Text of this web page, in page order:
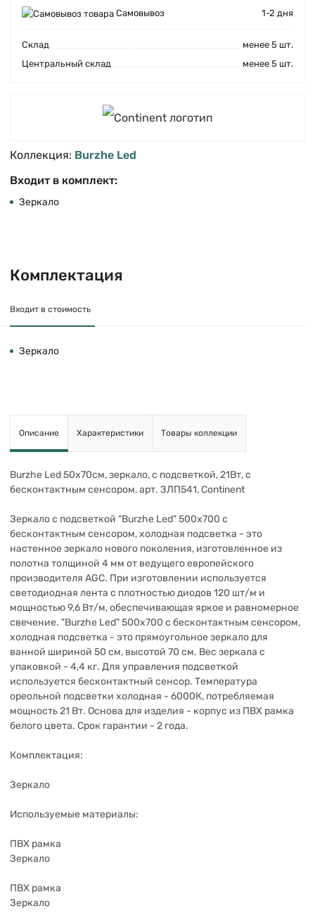
Самовывоз
1-2 дня
Cклад
менее 5 шт.
Центральный склад
менее 5 шт.
Коллекция: Burzhe Led
Входит в комплект:
Зеркало
Комплектация
Входит в стоимость
Зеркало
Описание Характеристики Товары коллекции
Burzhe Led 50х70см, зеркало, с подсветкой, 21Вт, с
бесконтактным сенсором, арт. ЗЛП541, Continent
Зеркало с подсветкой "Burzhe Led" 500х700 с
бесконтактным сенсором, холодная подсветка - это
настенное зеркало нового поколения, изготовленное из
полотна толщиной 4 мм от ведущего европейского
производителя AGC. При изготовлении используется
светодиодная лента с плотностью диодов 120 шт/м и
мощностью 9,6 Вт/м, обеспечивающая яркое и равномерное
свечение. "Burzhe Led" 500х700 с бесконтактным сенсором,
холодная подсветка - это прямоугольное зеркало для
ванной шириной 50 см, высотой 70 см. Вес зеркала с
упаковкой - 4,4 кг. Для управления подсветкой
используется бесконтактный cенсор. Температура
ореольной подсветки холодная - 6000К, потребляемая
мощность 21 Вт. Основа для изделия - корпус из ПВХ рамка
белого цвета. Срок гарантии - 2 года.
Комплектация:
Зеркало
Используемые материалы:
ПВХ рамка
Зеркало
ПВХ рамка
Зеркало